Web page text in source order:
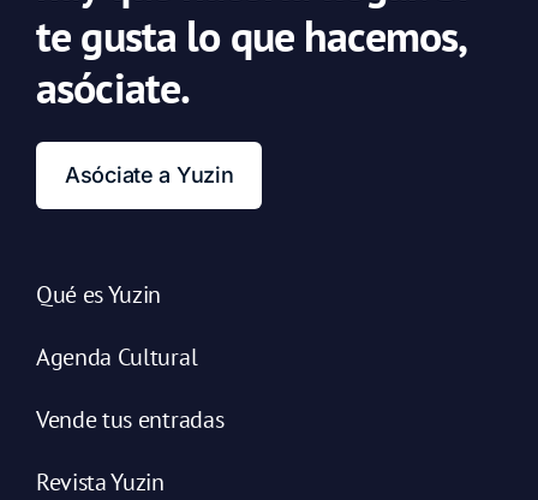
te gusta lo que hacemos,
asóciate.
Asóciate a Yuzin
Qué es Yuzin
Agenda Cultural
Vende tus entradas
Revista Yuzin